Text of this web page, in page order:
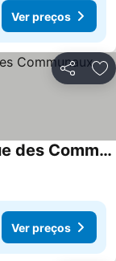
Ver preços
Partilhar
VISIONAPARTMENTS Vevey Rue des Communaux
Ver preços